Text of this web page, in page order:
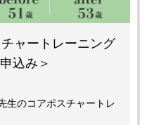
ャートレーニング
込み＞
生のコアポスチャートレ